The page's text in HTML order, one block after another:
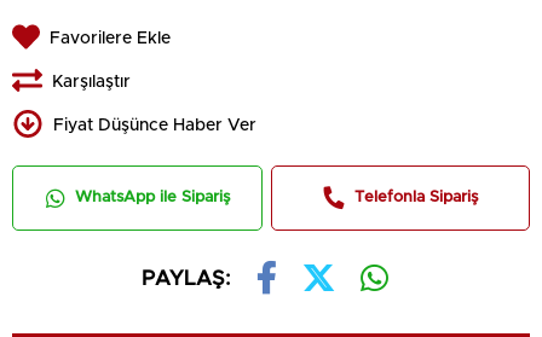
Favorilere Ekle
Karşılaştır
Fiyat Düşünce Haber Ver
WhatsApp ile Sipariş Telefonla Sipariş
PAYLAŞ: